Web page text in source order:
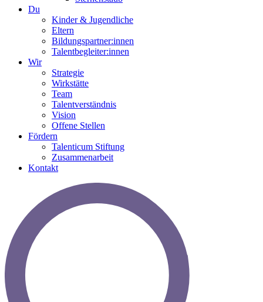
Du
Kinder & Jugendliche
Eltern
Bildungspartner:innen
Talentbegleiter:innen
Wir
Strategie
Wirkstätte
Team
Talentverständnis
Vision
Offene Stellen
Fördern
Talenticum Stiftung
Zusammenarbeit
Kontakt